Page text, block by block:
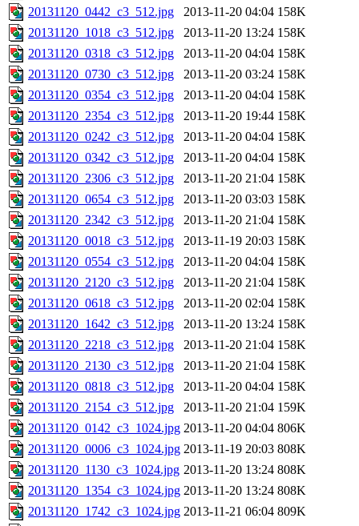
20131120_0442_c3_512.jpg
2013-11-20 04:04 158K
20131120_1018_c3_512.jpg
2013-11-20 13:24 158K
20131120_0318_c3_512.jpg
2013-11-20 04:04 158K
20131120_0730_c3_512.jpg
2013-11-20 03:24 158K
20131120_0354_c3_512.jpg
2013-11-20 04:04 158K
20131120_2354_c3_512.jpg
2013-11-20 19:44 158K
20131120_0242_c3_512.jpg
2013-11-20 04:04 158K
20131120_0342_c3_512.jpg
2013-11-20 04:04 158K
20131120_2306_c3_512.jpg
2013-11-20 21:04 158K
20131120_0654_c3_512.jpg
2013-11-20 03:03 158K
20131120_2342_c3_512.jpg
2013-11-20 21:04 158K
20131120_0018_c3_512.jpg
2013-11-19 20:03 158K
20131120_0554_c3_512.jpg
2013-11-20 04:04 158K
20131120_2120_c3_512.jpg
2013-11-20 21:04 158K
20131120_0618_c3_512.jpg
2013-11-20 02:04 158K
20131120_1642_c3_512.jpg
2013-11-20 13:24 158K
20131120_2218_c3_512.jpg
2013-11-20 21:04 158K
20131120_2130_c3_512.jpg
2013-11-20 21:04 158K
20131120_0818_c3_512.jpg
2013-11-20 04:04 158K
20131120_2154_c3_512.jpg
2013-11-20 21:04 159K
20131120_0142_c3_1024.jpg 2013-11-20 04:04 806K
20131120_0006_c3_1024.jpg 2013-11-19 20:03 808K
20131120_1130_c3_1024.jpg 2013-11-20 13:24 808K
20131120_1354_c3_1024.jpg 2013-11-20 13:24 808K
20131120_1742_c3_1024.jpg 2013-11-21 06:04 809K